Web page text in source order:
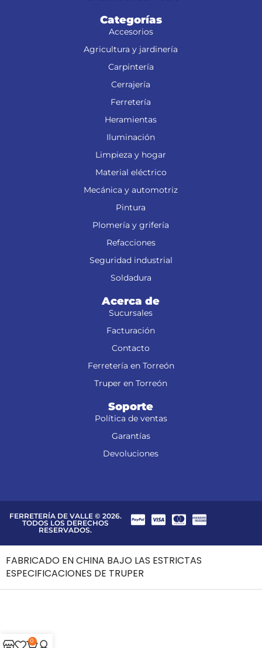
Categorías
Accesorios
Agricultura y jardinería
Carpintería
Cerrajería
Ferretería
Heramientas
Iluminación
Limpieza y hogar
Material eléctrico
Mecánica y automotriz
Pintura
Plomería y grifería
Refacciones
Seguridad industrial
Soldadura
Acerca de
Sucursales
Facturación
Contacto
Ferretería en Torreón
Truper en Torreón
Soporte
Política de ventas
Garantías
Devoluciones
FERRETERÍA DE VALLE © 2026.
TODOS LOS DERECHOS
RESERVADOS.
0
FABRICADO EN CHINA BAJO LAS ESTRICTAS
ESPECIFICACIONES DE TRUPER